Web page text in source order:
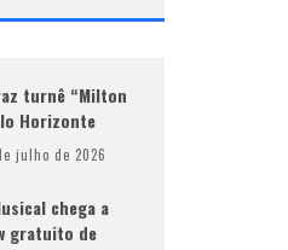
turnê “Milton
Horizonte
julho de 2026
chega a
gratuito de